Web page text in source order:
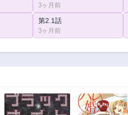
3ヶ月前
第2.1話
3ヶ月前